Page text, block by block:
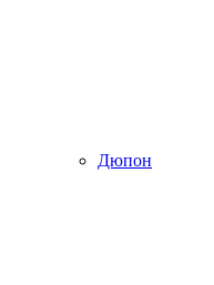
Дюпон